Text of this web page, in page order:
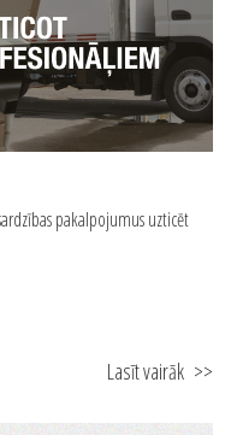
pakalpojumus uzticēt
Lasīt vairāk >>